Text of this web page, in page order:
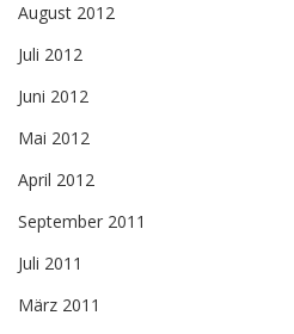
August 2012
Juli 2012
Juni 2012
Mai 2012
April 2012
September 2011
Juli 2011
März 2011